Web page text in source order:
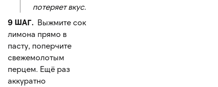
потеряет вкус.
9 ШАГ. Выжмите сок
лимона прямо в
пасту, поперчите
свежемолотым
перцем. Ещё раз
аккуратно